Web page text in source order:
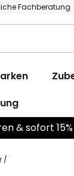
Fachberatung
& sofort